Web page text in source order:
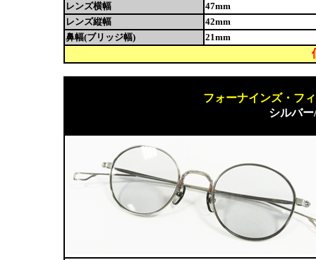
レンズ横幅
47mm
レンズ縦幅
42mm
鼻幅(ブリッジ幅)
21mm
フォーナインズ・フ
シルバ